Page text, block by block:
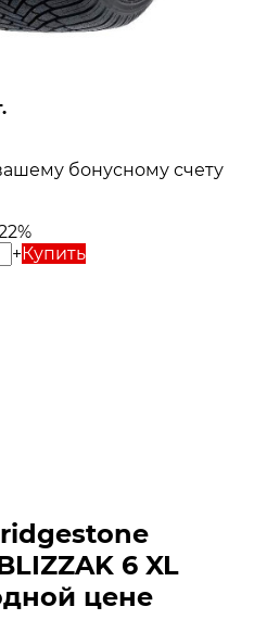
бонусному счету
+Купить
6 XL
цене